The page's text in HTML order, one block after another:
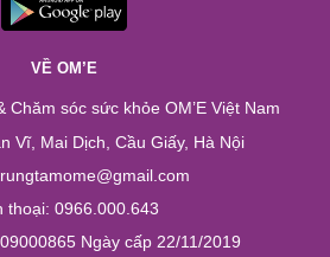
VỀ OM’E
sóc sức khỏe OM’E Việt Nam
Vĩ, Mai Dịch, Cầu Giấy, Hà Nội
thoại: 0966.000.643
Ngày cấp 22/11/2019